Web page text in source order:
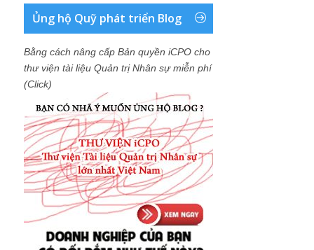
Ủng hộ Quỹ phát triển Blog
Bằng cách nâng cấp Bản quyền iCPO cho
thư viện tài liệu Quản trị Nhân sự miễn phí
(Click)